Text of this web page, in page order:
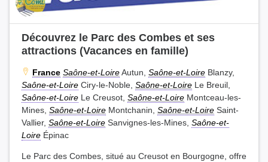
Découvrez le Parc des Combes et ses
attractions (Vacances en famille)
France Saône-et-LoireAutun, Saône-et-Loire Blanzy,
Saône-et-Loire Ciry-le-Noble, Saône-et-Loire Le Breuil,
Saône-et-Loire Le Creusot, Saône-et-Loire Montceau-les-
Mines, Saône-et-Loire Montchanin, Saône-et-Loire Saint-
Vallier, Saône-et-Loire Sanvignes-les-Mines, Saône-et-
Loire Épinac
Le Parc des Combes, situé au Creusot en Bourgogne, offre